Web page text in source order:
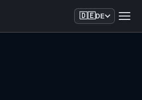
🇩🇪DE